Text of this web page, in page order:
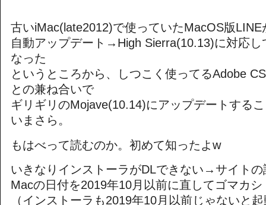
古いiMac(late2012)で使っていたMacOS版LINE
自動アップデート→High Sierra(10.13)に対応し
なった
というところから、しつこく使ってるAdobe
との兼ね合いで
ギリギリのMojave(10.14)にアップデートする
いまさら。
もはべって読むのか。初めて知ったよw
いきなりインストーラがDLできない→サイト
Macの日付を2019年10月以前に直してゴマカシ
（インストーラも2019年10月以前じゃないと